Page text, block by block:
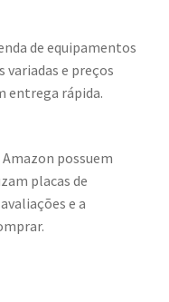
de equipamentos
e preços
entrega rápida.
possuem
placas de
e a